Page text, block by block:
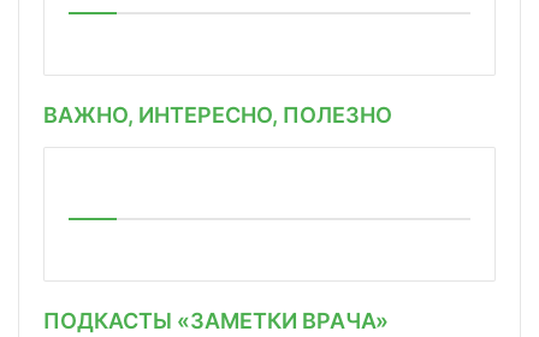
ВАЖНО, ИНТЕРЕСНО, ПОЛЕЗНО
ПОДКАСТЫ «ЗАМЕТКИ ВРАЧА»